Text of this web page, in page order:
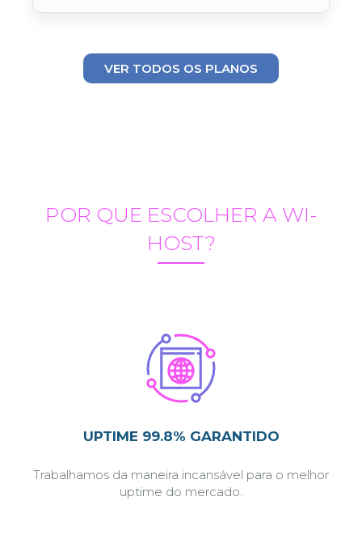
VER TODOS OS PLANOS
POR QUE ESCOLHER A WI-
HOST?
UPTIME 99.8% GARANTIDO
Trabalhamos da maneira incansável para o melhor
uptime do mercado.